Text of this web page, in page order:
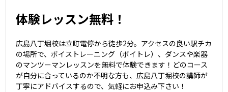
体験レッスン無料！
広島八丁堀校は立町電停から徒歩2分。アクセスの良い駅チカ
の場所で、ボイストレーニング（ボイトレ）、ダンスや楽器
のマンツーマンレッスンを無料で体験できます！どのコース
が自分に合っているのか不明な方も、広島八丁堀校の講師が
丁寧にアドバイスするので、気軽にお申込み下さい！